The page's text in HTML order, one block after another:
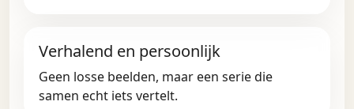
Verhalend en persoonlijk
Geen losse beelden, maar een serie die
samen echt iets vertelt.